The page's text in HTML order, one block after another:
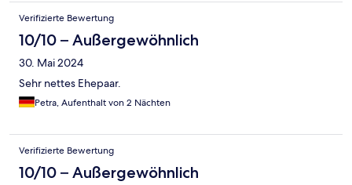
Verifizierte Bewertung
10/10 – Außergewöhnlich
30. Mai 2024
Sehr nettes Ehepaar.
Petra, Aufenthalt von 2 Nächten
Verifizierte Bewertung
10/10 – Außergewöhnlich